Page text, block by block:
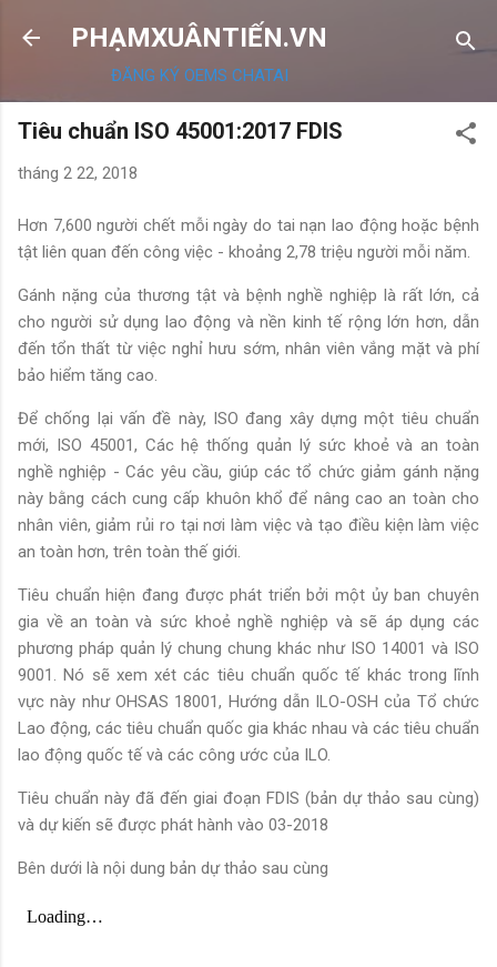
Chuyển đến nội dung chính
PHẠMXUÂNTIẾN.VN
ĐĂNG KÝ OEMS CHATAI
Tiêu chuẩn ISO 45001:2017 FDIS
tháng 2 22, 2018
Hơn 7,600 người chết mỗi ngày do tai nạn lao động hoặc bệnh
tật liên quan đến công việc - khoảng 2,78 triệu người mỗi năm.
Gánh nặng của thương tật và bệnh nghề nghiệp là rất lớn, cả
cho người sử dụng lao động và nền kinh tế rộng lớn hơn, dẫn
đến tổn thất từ ​​việc nghỉ hưu sớm, nhân viên vắng mặt và phí
bảo hiểm tăng cao.
Để chống lại vấn đề này, ISO đang xây dựng một tiêu chuẩn
mới, ISO 45001, Các hệ thống quản lý sức khoẻ và an toàn
nghề nghiệp - Các yêu cầu, giúp các tổ chức giảm gánh nặng
này bằng cách cung cấp khuôn khổ để nâng cao an toàn cho
nhân viên, giảm rủi ro tại nơi làm việc và tạo điều kiện làm việc
an toàn hơn, trên toàn thế giới.
Tiêu chuẩn hiện đang được phát triển bởi một ủy ban chuyên
gia về an toàn và sức khoẻ nghề nghiệp và sẽ áp dụng các
phương pháp quản lý chung chung khác như ISO 14001 và ISO
9001. Nó sẽ xem xét các tiêu chuẩn quốc tế khác trong lĩnh
vực này như OHSAS 18001, Hướng dẫn ILO-OSH của Tổ chức
Lao động, các tiêu chuẩn quốc gia khác nhau và các tiêu chuẩn
lao động quốc tế và các công ước của ILO.
Tiêu chuẩn này đã đến giai đoạn FDIS (bản dự thảo sau cùng)
và dự kiến sẽ được phát hành vào 03-2018
Bên dưới là nội dung bản dự thảo sau cùng